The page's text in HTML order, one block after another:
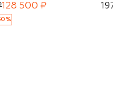
128 500 ₽
%